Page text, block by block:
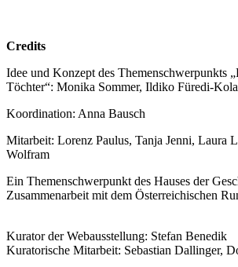
Credits
Idee und Konzept des Themenschwerpunkts
Töchter“: Monika Sommer, Ildiko Füredi-
Koordination: Anna Bausch
Mitarbeit: Lorenz Paulus, Tanja Jenni, Laura
Wolfram
Ein Themenschwerpunkt des Hauses der
Zusammenarbeit mit dem Österreichischen
Kurator der Webausstellung: Stefan Benedik
Kuratorische Mitarbeit: Sebastian Dallinger,